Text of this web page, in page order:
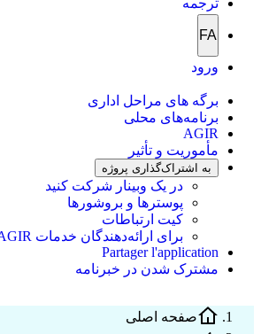
ترجمه
FA
ورود
برگه های مراحل اداری
برنامه‌های محلی
AGIR
مأموریت و تأثیر
به اشتراک‌گذاری پروژه
در یک وبینار شرکت کنید
پوسترها و بروشورها
کیت ارتباطات
برای ارائه‌دهندگان خدمات AGIR
Partager l'application
مشترک شدن در خبرنامه
صفحه اصلی